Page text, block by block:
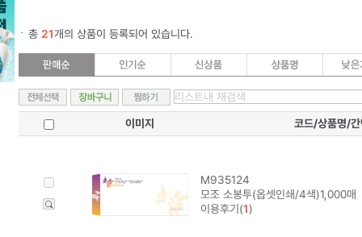
총 21개의 상품이 등록되어 있습니다.
이미지 코드/상품명/간
M935124
모조 소봉투(옵셋인쇄/4색)1,000매
이용후기(1)